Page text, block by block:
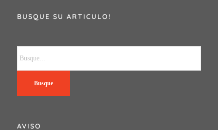
BUSQUE SU ARTICULO!
Busque
AVISO